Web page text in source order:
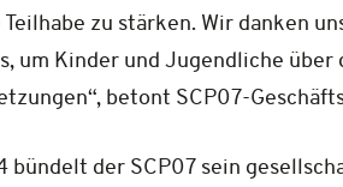
zu stärken. Wir danken
um Kinder und Jugendliche
betont SCP07-
der SCP07 sein